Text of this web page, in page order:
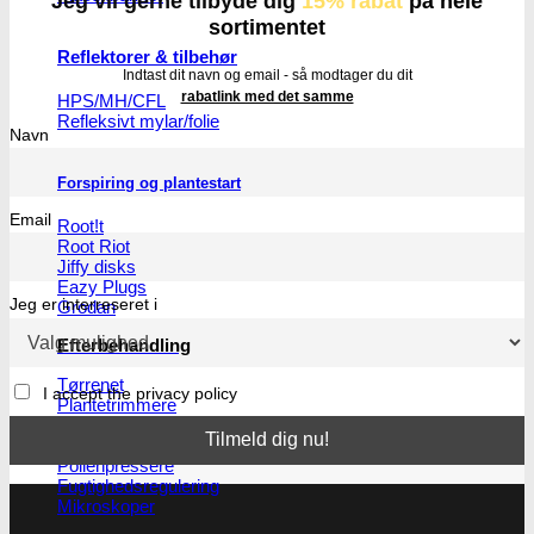
Reflektorer & tilbehør
HPS/MH/CFL
Refleksivt mylar/folie
Forspiring og plantestart
Root!t
Root Riot
Jiffy disks
Eazy Plugs
Grodan
Efterbehandling
Tørrenet
Plantetrimmere
Pollenpressere
Fugtighedsregulering
Mikroskoper
sortimentet
Indtast dit navn og email - så modtager du dit
rabatlink med det samme
Navn
Email
Jeg er interreseret i
I accept the privacy policy